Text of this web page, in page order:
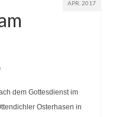
APR. 2017
dem Gottesdienst im
Osterhasen in